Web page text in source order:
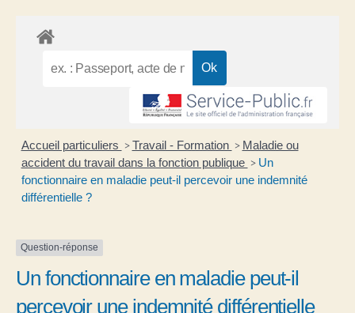
Accueil particuliers > Travail - Formation > Maladie ou
accident du travail dans la fonction publique > Un
fonctionnaire en maladie peut-il percevoir une indemnité
différentielle ?
Question-réponse
Un fonctionnaire en maladie peut-il
percevoir une indemnité différentielle